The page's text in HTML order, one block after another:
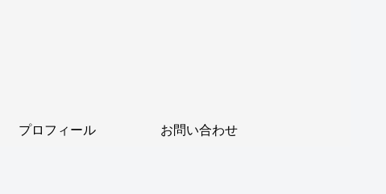
プロフィール お問い合わせ